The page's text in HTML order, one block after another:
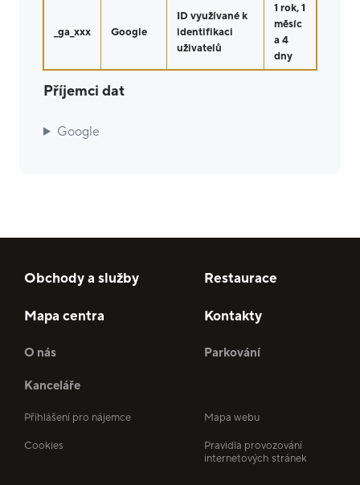
_ga_xxx Google
ID využívané k
identifikaci
uživatelů
1 rok, 1
měsíc
a 4
dny
Příjemci dat
Google
Obchody a služby Restaurace
Mapa centra Kontakty
O nás Parkování
Kanceláře
Přihlášení pro nájemce Mapa webu
Cookies
Pravidla provozování
internetových stránek